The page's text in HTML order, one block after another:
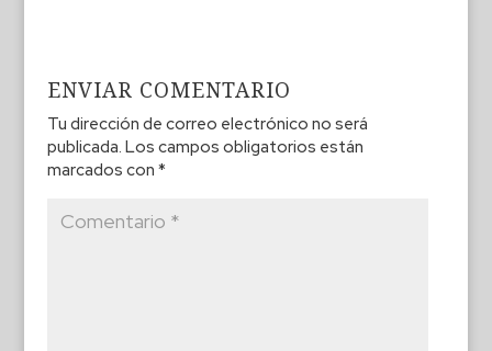
ENVIAR COMENTARIO
Tu dirección de correo electrónico no será
publicada. Los campos obligatorios están
marcados con *